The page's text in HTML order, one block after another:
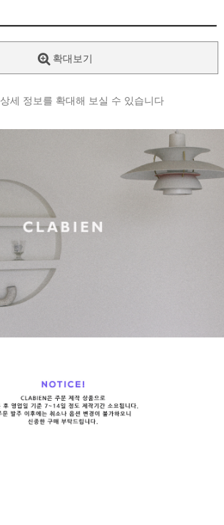
확대보기
상세 정보를 확대해 보실 수 있습니다